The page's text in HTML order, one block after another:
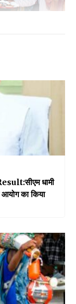
धामी
आयोग का किया